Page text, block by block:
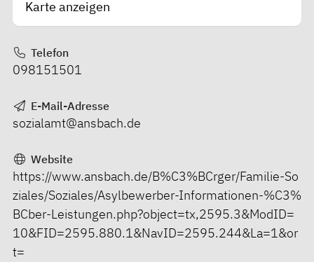
Karte anzeigen
Telefon
098151501
E-Mail-Adresse
sozialamt@ansbach.de
Website
https://www.ansbach.de/B%C3%BCrger/Familie-So
ziales/Soziales/Asylbewerber-Informationen-%C3%
BCber-Leistungen.php?object=tx,2595.3&ModID=
10&FID=2595.880.1&NavID=2595.244&La=1&or
t=